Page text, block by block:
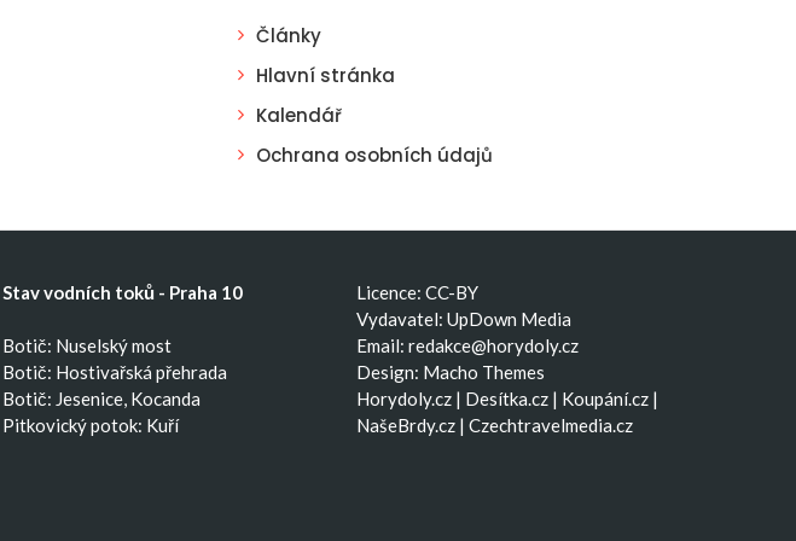
Články
Hlavní stránka
Kalendář
Ochrana osobních údajů
Stav vodních toků - Praha 10
Botič: Nuselský most
Botič: Hostivařská přehrada
Botič: Jesenice, Kocanda
Pitkovický potok: Kuří
Licence: CC-BY
Vydavatel: UpDown Media
Email: redakce@horydoly.cz
Design: Macho Themes
Horydoly.cz| Desítka.cz| Koupání.cz|
NašeBrdy.cz| Czechtravelmedia.cz